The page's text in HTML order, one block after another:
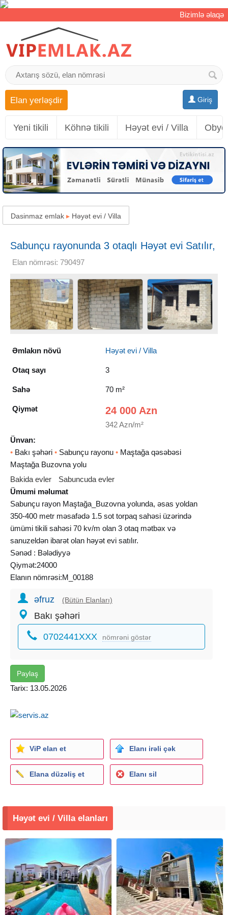
Bizimlə əlaqə
Giriş
Elan yerləşdir
Yeni tikili Köhnə tikili Həyət evi / Villa
Dasinmaz emlak ▸ Həyət evi / Villa
Sabunçu rayonunda 3 otaqlı Həyət evi Satılır,
70 m²
Elan nömrəsi: 790497
Əmlakın növü Həyət evi / Villa
Otaq sayı 3
Sahə 70 m²
Qiymət 24 000 Azn
342 Azn/m²
Ünvan:
• Bakı şəhəri • Sabunçu rayonu • Maştağa qəsəbəsi
Maştağa Buzovna yolu
Bakida evler
Sabuncuda evler
Ümumi məlumat
Sabunçu rayon Maştağa_Buzovna yolunda, əsas yoldan
350-400 metr məsafədə 1.5 sot torpaq sahəsi üzərində
ümümi tikili sahəsi 70 kv/m olan 3 otaq mətbəx və
sanuzeldən ibarət olan həyət evi satılır.
Sənəd : Bələdiyyə
Qiymət:24000
Elanın nömrəsi:M_00188
əfruz (Bütün Elanları)
Bakı şəhəri
0702441XXX nömrəni göstər
Paylaş
Tarix: 13.05.2026
ViP elan et Elanı irəli çək
Elana düzəliş et Elanı sil
Həyət evi / Villa elanları